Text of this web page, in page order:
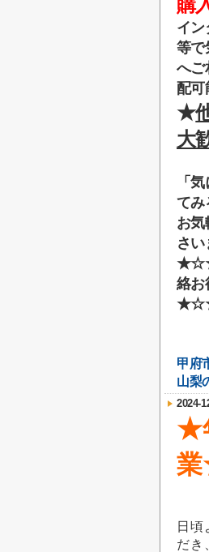
購
イン
等で
へご
配可
★
大
「
てみ
お気
さ
絡お
甲府
山梨
2024-
★
日頃
だき